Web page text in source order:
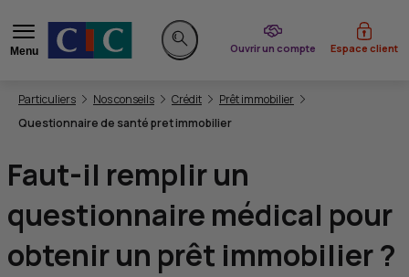
Menu
Rechercher sur le site
Ouvrir un compte
du CIC Espace client
Vous êtes ici:
Particuliers Nos conseils Crédit
Prêt immobilier
Questionnaire de santé pret immobilier
Faut-il remplir un
questionnaire médical pour
obtenir un prêt immobilier ?